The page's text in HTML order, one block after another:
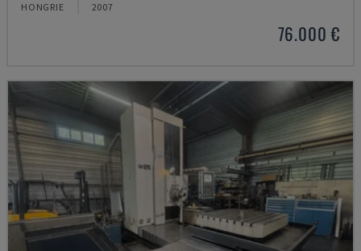
HONGRIE 2007
76.000 €